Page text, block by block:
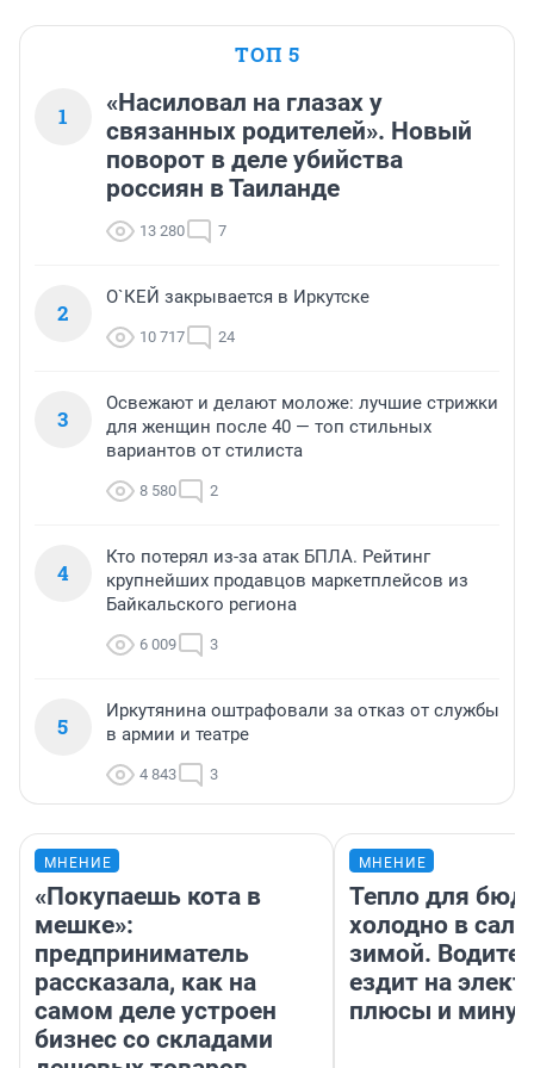
ТОП 5
1
«Насиловал на глазах у
связанных родителей». Новый
поворот в деле убийства
россиян в Таиланде
13 280 7
2
О`КЕЙ закрывается в Иркутске
10 717 24
3
Освежают и делают моложе: лучшие стрижки
для женщин после 40 — топ стильных
вариантов от стилиста
8 580 2
4
Кто потерял из-за атак БПЛА. Рейтинг
крупнейших продавцов маркетплейсов из
Байкальского региона
6 009 3
5
Иркутянина оштрафовали за отказ от службы
в армии и театре
4 843 3
МНЕНИЕ
«Покупаешь кота в
мешке»:
предприниматель
рассказала, как на
самом деле устроен
бизнес со складами
МНЕНИЕ
Тепло для
холодно в
зимой.
ездит на
плюсы и